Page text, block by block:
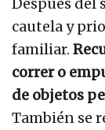
cautela y
familiar.
correr o
de objetos
También se